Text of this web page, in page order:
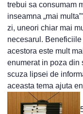
trebui sa consumam
inseamna „mai
zi, uneori chiar mai
necesarul.
acestora este mult
enumerat in poza
scuza lipsei de
aceasta tema ajuta